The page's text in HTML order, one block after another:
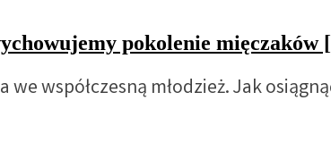
pokolenie mięczaków
współczesną młodzież. Jak